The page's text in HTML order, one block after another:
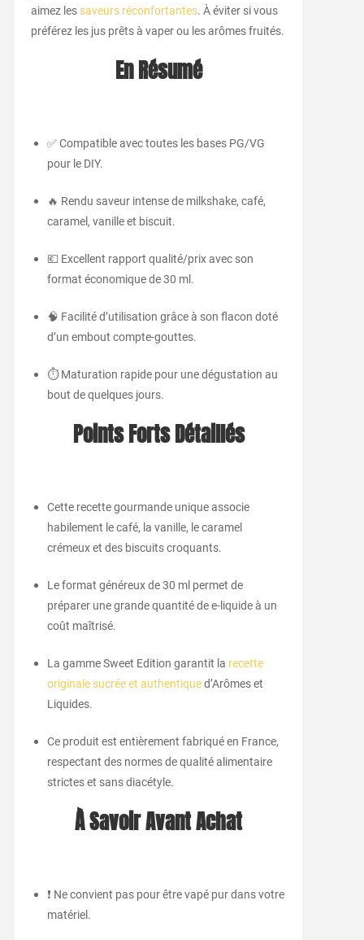
aimez les saveurs réconfortantes. À éviter si vous
préférez les jus prêts à vaper ou les arômes fruités.
En Résumé
✅ Compatible avec toutes les bases PG/VG
pour le DIY.
🔥 Rendu saveur intense de milkshake, café,
caramel, vanille et biscuit.
💶 Excellent rapport qualité/prix avec son
format économique de 30 ml.
🧠 Facilité d’utilisation grâce à son flacon doté
d’un embout compte-gouttes.
⏱️ Maturation rapide pour une dégustation au
bout de quelques jours.
Points Forts Détaillés
Cette recette gourmande unique associe
habilement le café, la vanille, le caramel
crémeux et des biscuits croquants.
Le format généreux de 30 ml permet de
préparer une grande quantité de e-liquide à un
coût maîtrisé.
La gamme Sweet Edition garantit la recette
originale sucrée et authentiqued’Arômes et
Liquides.
Ce produit est entièrement fabriqué en France,
respectant des normes de qualité alimentaire
strictes et sans diacétyle.
À Savoir Avant Achat
❗ Ne convient pas pour être vapé pur dans votre
matériel.